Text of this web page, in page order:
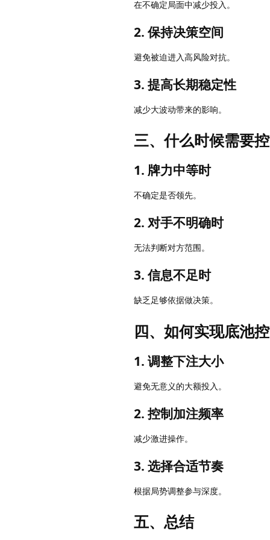
在不确定局面中减少投入。
2. 保持决策空间
避免被迫进入高风险对抗。
3. 提高长期稳定性
减少大波动带来的影响。
三、什么时候需要
1. 牌力中等时
不确定是否领先。
2. 对手不明确时
无法判断对方范围。
3. 信息不足时
缺乏足够依据做决策。
四、如何实现底池
1. 调整下注大小
避免无意义的大额投入。
2. 控制加注频率
减少激进操作。
3. 选择合适节奏
根据局势调整参与深度。
五、总结